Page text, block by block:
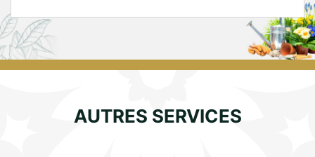
AUTRES SERVICES